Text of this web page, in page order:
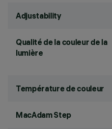
Adjustability
Qualité de la couleur de la
lumière
Température de couleur
MacAdam Step